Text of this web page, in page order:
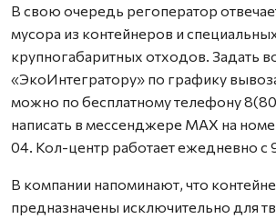
В свою очередь регоператор
мусора из контейнеров и
крупногабаритных отходов. Задать
«ЭкоИнтегратору» по графику
можно по бесплатному телефону
написать в мессенджере MAX на
04. Кол-центр работает ежедневно с
В компании напоминают, что
предназначены исключительно для